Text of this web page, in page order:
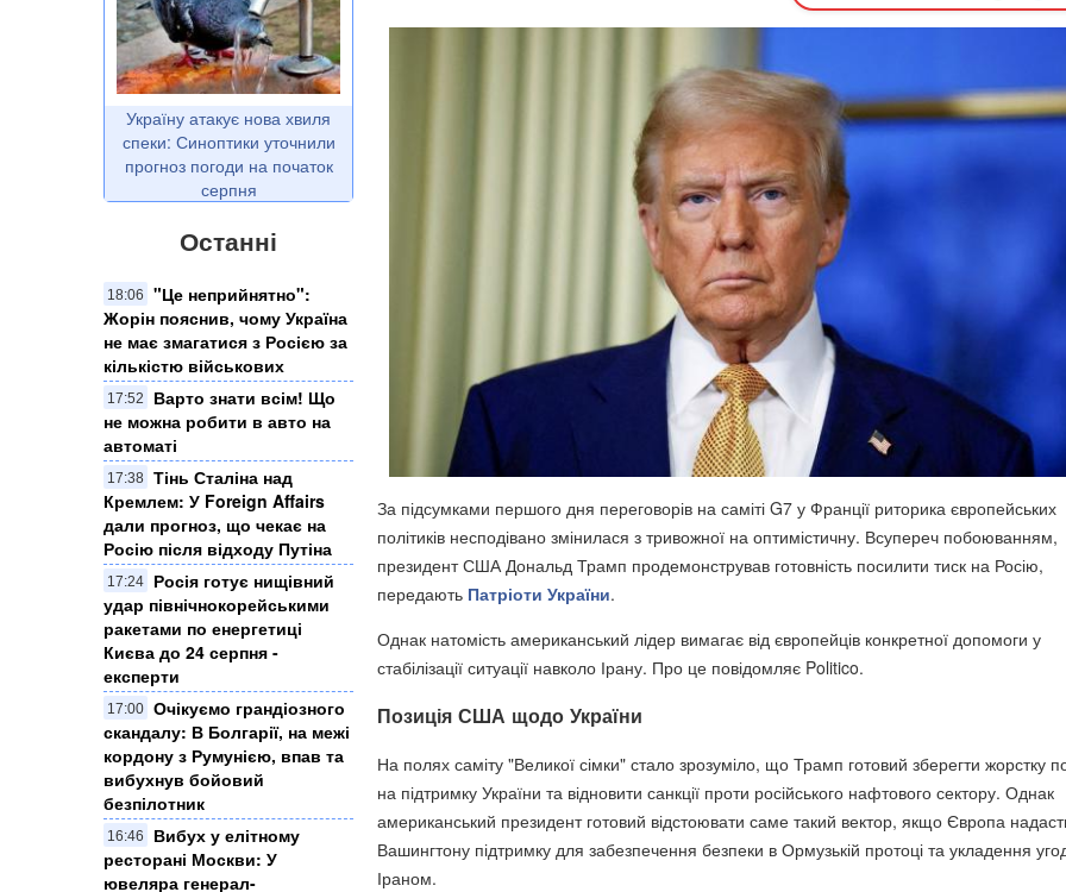
Україну атакує нова хвиля
спеки: Синоптики уточнили
прогноз погоди на початок
серпня
Останні
18:06
"Це неприйнятно":
Жорін пояснив, чому Україна
не має змагатися з Росією за
кількістю військових
17:52
Варто знати всім! Що
не можна робити в авто на
автоматі
17:38 Тінь Сталіна над
Кремлем: У Foreign Affairs
дали прогноз, що чекає на
Росію після відходу Путіна
17:24
Росія готує нищівний
удар північнокорейськими
ракетами по енергетиці
Києва до 24 серпня -
експерти
17:00 Очікуємо грандіозного
скандалу: В Болгарії, на межі
кордону з Румунією, впав та
вибухнув бойовий
безпілотник
16:46
Вибух у елітному
ресторані Москви: У
ювеляра генерал-
За підсумками першого дня переговорів на саміті G7 у Франції риторика європейських
політиків несподівано змінилася з тривожної на оптимістичну. Всупереч побоюванням,
президент США Дональд Трамп продемонстрував готовність посилити тиск на Росію,
передають Патріоти України.
Однак натомість американський лідер вимагає від європейців конкретної допомоги у
стабілізації ситуації навколо Ірану. Про це повідомляє Politico.
Позиція США щодо України
На полях саміту "Великої сімки" стало зрозуміло, що Трамп готовий зберегти жорстку
на підтримку України та відновити санкції проти російського нафтового сектору. Однак
американський президент готовий відстоювати саме такий вектор, якщо Європа
Вашингтону підтримку для забезпечення безпеки в Ормузькій протоці та укладення
Іраном.